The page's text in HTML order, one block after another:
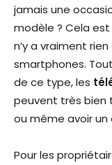
jamais une
modèle ? Cela
n’y a vraiment
smartphones.
de ce type, les
peuvent très bien
ou même avoir un
Pour les